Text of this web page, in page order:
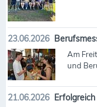
23.06.2026
Am
und
21.06.2026